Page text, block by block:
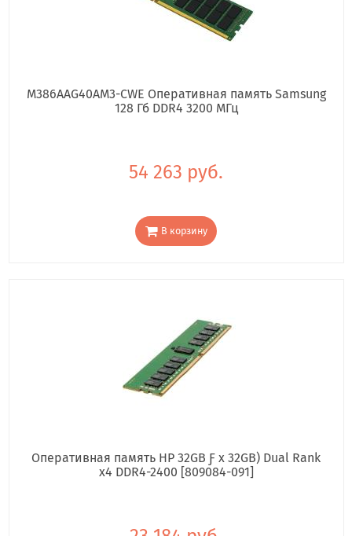
M386AAG40AM3-CWE Оперативная память Samsung
128 Гб DDR4 3200 МГц
54 263 руб.
В корзину
Оперативная память HP 32GB Ƒ x 32GB) Dual Rank
x4 DDR4-2400 [809084-091]